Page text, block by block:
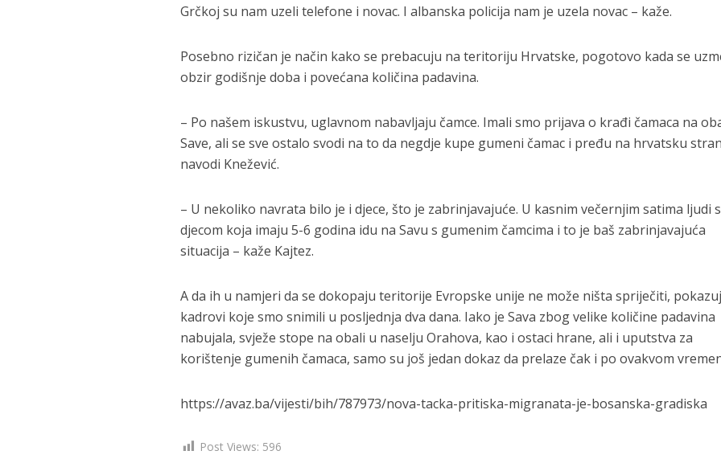
Grčkoj su nam uzeli telefone i novac. I albanska policija nam je uzela novac – kaže.
Posebno rizičan je način kako se prebacuju na teritoriju Hrvatske, pogotovo kada se
obzir godišnje doba i povećana količina padavina.
– Po našem iskustvu, uglavnom nabavljaju čamce. Imali smo prijava o krađi čamaca na
Save, ali se sve ostalo svodi na to da negdje kupe gumeni čamac i pređu na hrvatsku
navodi Knežević.
– U nekoliko navrata bilo je i djece, što je zabrinjavajuće. U kasnim večernjim satima ljudi
djecom koja imaju 5-6 godina idu na Savu s gumenim čamcima i to je baš zabrinjavajuća
situacija – kaže Kajtez.
A da ih u namjeri da se dokopaju teritorije Evropske unije ne može ništa spriječiti,
kadrovi koje smo snimili u posljednja dva dana. Iako je Sava zbog velike količine padavina
nabujala, svježe stope na obali u naselju Orahova, kao i ostaci hrane, ali i uputstva za
korištenje gumenih čamaca, samo su još jedan dokaz da prelaze čak i po ovakvom
https://avaz.ba/vijesti/bih/787973/nova-tacka-pritiska-migranata-je-bosanska-gradiska
Post Views: 596